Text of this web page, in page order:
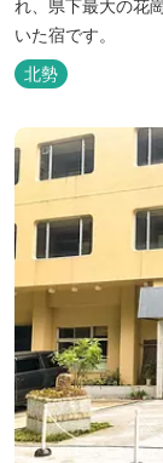
れ、県下最大の花
いた宿です。
北勢